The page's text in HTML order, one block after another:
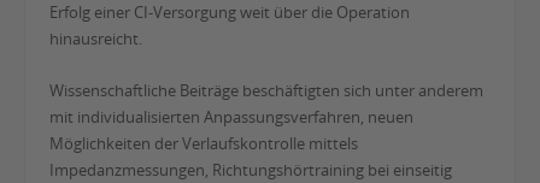
Erfolg einer CI-Versorgung weit über die Operation
hinausreicht.
Wissenschaftliche Beiträge beschäftigten sich unter anderem
mit individualisierten Anpassungsverfahren, neuen
Möglichkeiten der Verlaufskontrolle mittels
Impedanzmessungen, Richtungshörtraining bei einseitig